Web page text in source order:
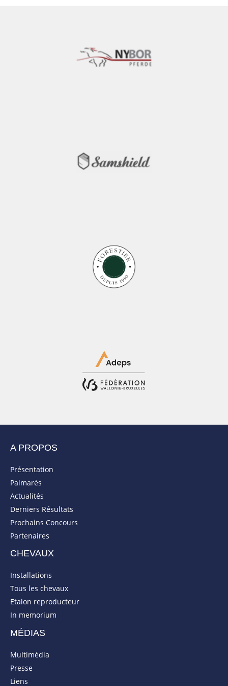
A PROPOS
Présentation
Palmarès
Actualités
Derniers Résultats
Prochains Concours
Partenaires
CHEVAUX
Installations
Tous les chevaux
Etalon reproducteur
In memorium
MÉDIAS
Multimédia
Presse
Liens